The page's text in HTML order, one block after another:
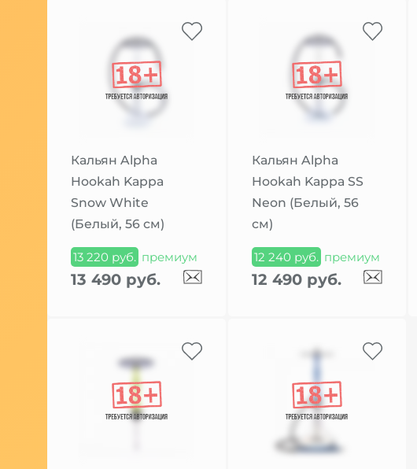
Кальян Alpha
Hookah Kappa
Snow White
(Белый, 56 см)
13 220 руб. премиум
13 490 руб.
Кальян Alpha
Hookah Kappa SS
Neon (Белый, 56
см)
12 240 руб. премиум
12 490 руб.